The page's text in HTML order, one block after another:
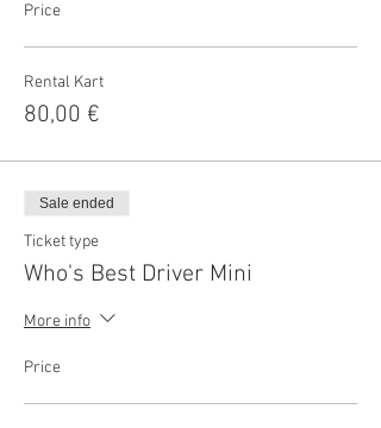
Price
Rental Kart
80,00 €
Sale ended
Ticket type
Who's Best Driver Mini
More info
Price